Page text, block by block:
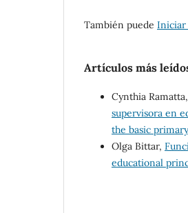
También puede Iniciar
Artículos más
Cynthia
supervisora en
the basic
Olga Bittar,
educational